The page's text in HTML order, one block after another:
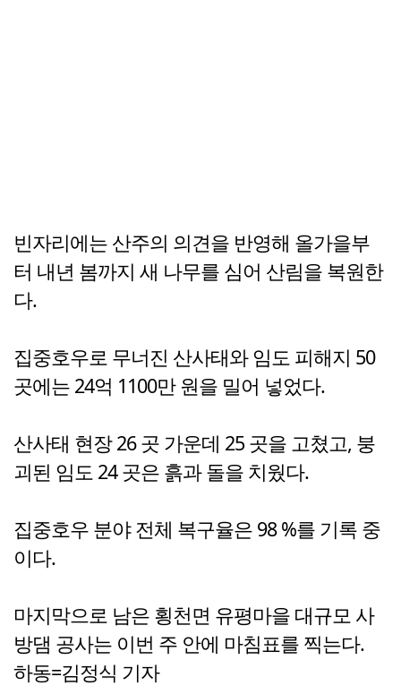
빈자리에는 산주의 의견을 반영해 올가을부
터 내년 봄까지 새 나무를 심어 산림을 복원한
다.
집중호우로 무너진 산사태와 임도 피해지 50
곳에는 24억 1100만 원을 밀어 넣었다.
산사태 현장 26 곳 가운데 25 곳을 고쳤고, 붕
괴된 임도 24 곳은 흙과 돌을 치웠다.
집중호우 분야 전체 복구율은 98 %를 기록 중
이다.
마지막으로 남은 횡천면 유평마을 대규모 사
방댐 공사는 이번 주 안에 마침표를 찍는다.
하동=김정식 기자